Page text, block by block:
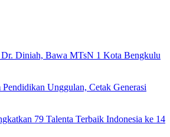
Diniah, Bawa MTsN 1 Kota Bengkulu
Unggulan, Cetak Generasi
79 Talenta Terbaik Indonesia ke 14